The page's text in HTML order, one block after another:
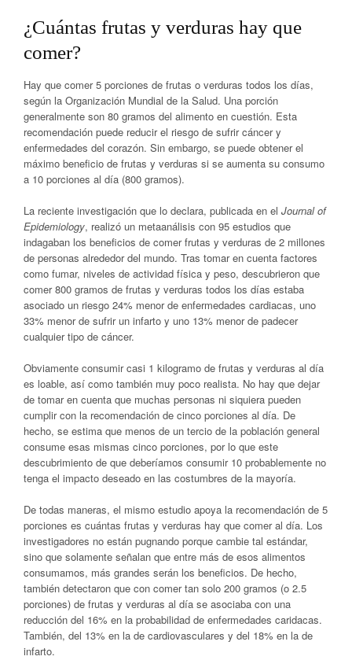
¿Cuántas frutas y verduras hay que
comer?
Hay que comer 5 porciones de frutas o verduras todos los días,
según la Organización Mundial de la Salud. Una porción
generalmente son 80 gramos del alimento en cuestión. Esta
recomendación puede reducir el riesgo de sufrir cáncer y
enfermedades del corazón. Sin embargo, se puede obtener el
máximo beneficio de frutas y verduras si se aumenta su consumo
a 10 porciones al día (800 gramos).
La reciente investigación que lo declara, publicada en el Journal of
Epidemiology, realizó un metaanálisis con 95 estudios que
indagaban los beneficios de comer frutas y verduras de 2 millones
de personas alrededor del mundo. Tras tomar en cuenta factores
como fumar, niveles de actividad física y peso, descubrieron que
comer 800 gramos de frutas y verduras todos los días estaba
asociado un riesgo 24% menor de enfermedades cardiacas, uno
33% menor de sufrir un infarto y uno 13% menor de padecer
cualquier tipo de cáncer.
Obviamente consumir casi 1 kilogramo de frutas y verduras al día
es loable, así como también muy poco realista. No hay que dejar
de tomar en cuenta que muchas personas ni siquiera pueden
cumplir con la recomendación de cinco porciones al día. De
hecho, se estima que menos de un tercio de la población general
consume esas mismas cinco porciones, por lo que este
descubrimiento de que deberíamos consumir 10 probablemente no
tenga el impacto deseado en las costumbres de la mayoría.
De todas maneras, el mismo estudio apoya la recomendación de 5
porciones es cuántas frutas y verduras hay que comer al día. Los
investigadores no están pugnando porque cambie tal estándar,
sino que solamente señalan que entre más de esos alimentos
consumamos, más grandes serán los beneficios. De hecho,
también detectaron que con comer tan solo 200 gramos (o 2.5
porciones) de frutas y verduras al día se asociaba con una
reducción del 16% en la probabilidad de enfermedades caridacas.
También, del 13% en la de cardiovasculares y del 18% en la de
infarto.